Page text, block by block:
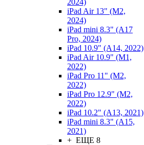
2024)
iPad Air 13" (M2,
2024)
iPad mini 8.3" (A17
Pro, 2024)
iPad 10.9" (A14, 2022)
iPad Air 10.9" (M1,
2022)
iPad Pro 11" (M2,
2022)
iPad Pro 12.9" (M2,
2022)
iPad 10.2" (A13, 2021)
iPad mini 8.3" (A15,
2021)
+ ЕЩЕ 8